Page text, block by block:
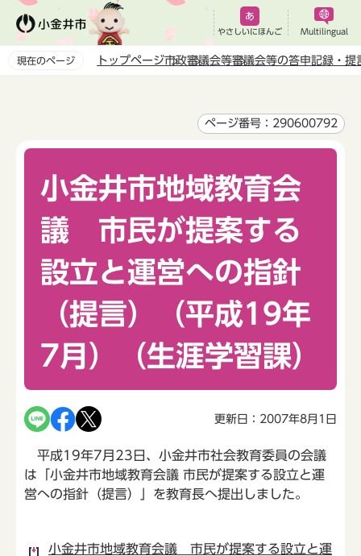
ペ
やさしいにほんご Multilingual
現在のページ トップページ市政審議会等審議会等の答申記録・提
ページ番号：290600792
小金井市地域教育会
議 市民が提案する
設立と運営への指針
（提言）（平成19年
7月）（生涯学習課）
更新日：2007年8月1日
平成19年7月23日、小金井市社会教育委員の会議
は「小金井市地域教育会議 市民が提案する設立と運
営への指針（提言）」を教育長へ提出しました。
小金井市地域教育会議 市民が提案する設立と運